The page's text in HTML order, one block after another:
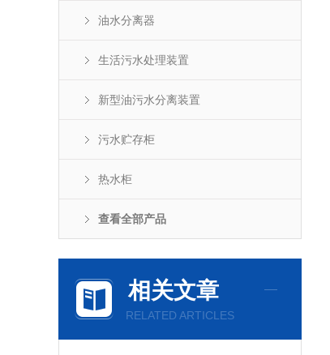
油水分离器
生活污水处理装置
新型油污水分离装置
污水贮存柜
热水柜
查看全部产品
相关文章
RELATED ARTICLES